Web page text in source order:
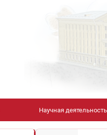
Научная деятельность